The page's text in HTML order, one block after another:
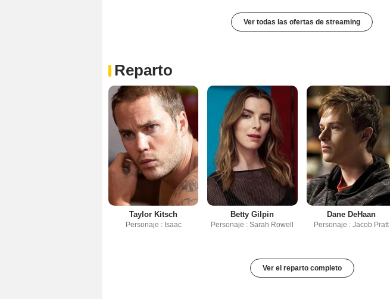
Ver todas las ofertas de streaming
Reparto
Taylor Kitsch
Personaje : Isaac
Betty Gilpin
Personaje : Sarah Rowell
Dane DeHaan
Personaje : Jacob Pratt
Ver el reparto completo